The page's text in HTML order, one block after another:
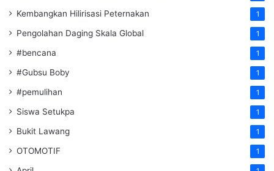
Kembangkan Hilirisasi Peternakan 1
Pengolahan Daging Skala Global 1
#bencana 1
#Gubsu Boby 1
#pemulihan 1
Siswa Setukpa 1
Bukit Lawang 1
OTOMOTIF 1